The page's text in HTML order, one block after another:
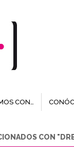
CON…
CON